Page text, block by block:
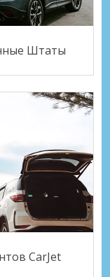
Штаты
CarJet